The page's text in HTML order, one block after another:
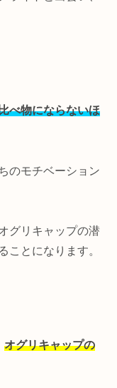
べ物にならないほ
のモチベーション
グリキャップの潜
ことになります。
オグリキャップの